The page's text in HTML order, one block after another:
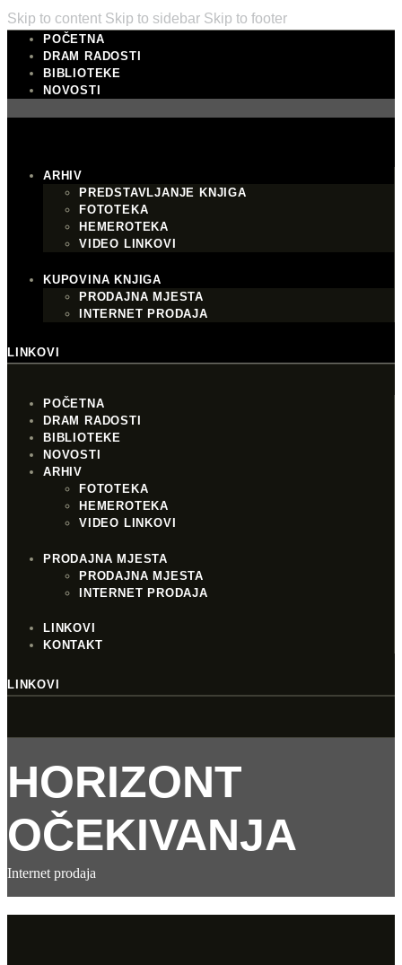
Skip to content Skip to sidebar Skip to footer
POČETNA
DRAM RADOSTI
BIBLIOTEKE
NOVOSTI
ARHIV
PREDSTAVLJANJE KNJIGA
FOTOTEKA
HEMEROTEKA
VIDEO LINKOVI
KUPOVINA KNJIGA
PRODAJNA MJESTA
INTERNET PRODAJA
LINKOVI
POČETNA
DRAM RADOSTI
BIBLIOTEKE
NOVOSTI
ARHIV
FOTOTEKA
HEMEROTEKA
VIDEO LINKOVI
PRODAJNA MJESTA
PRODAJNA MJESTA
INTERNET PRODAJA
LINKOVI
KONTAKT
LINKOVI
HORIZONT
OČEKIVANJA
Internet prodaja